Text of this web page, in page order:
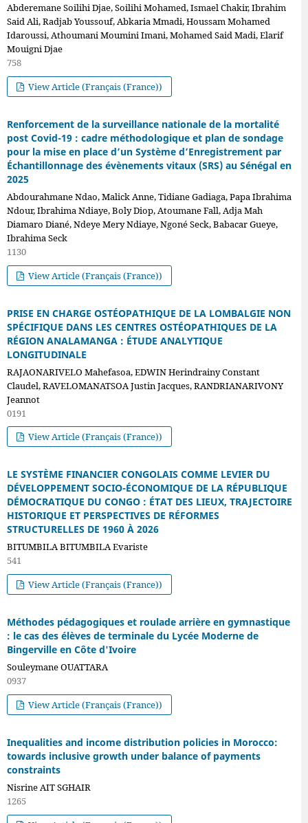
Abderemane Soilihi Djae, Soilihi Mohamed, Ismael Chakir, Ibrahim
Said Ali, Radjab Youssouf, Abkaria Mmadi, Houssam Mohamed
Idaroussi, Athoumani Moumini Imani, Mohamed Said Madi, Elarif
Mouigni Djae
758
View Article (Français (France))
Renforcement de la surveillance nationale de la mortalité
post Covid-19 : cadre méthodologique et plan de sondage
pour la mise en place d’un Système d’Enregistrement par
Échantillonnage des évènements vitaux (SRS) au Sénégal en
2025
Abdourahmane Ndao, Malick Anne, Tidiane Gadiaga, Papa Ibrahima
Ndour, Ibrahima Ndiaye, Boly Diop, Atoumane Fall, Adja Mah
Diamaro Diané, Ndeye Mery Ndiaye, Ngoné Seck, Babacar Gueye,
Ibrahima Seck
1130
View Article (Français (France))
PRISE EN CHARGE OSTÉOPATHIQUE DE LA LOMBALGIE NON
SPÉCIFIQUE DANS LES CENTRES OSTÉOPATHIQUES DE LA
RÉGION ANALAMANGA : ÉTUDE ANALYTIQUE
LONGITUDINALE
RAJAONARIVELO Mahefasoa, EDWIN Herindrainy Constant
Claudel, RAVELOMANATSOA Justin Jacques, RANDRIANARIVONY
Jeannot
0191
View Article (Français (France))
LE SYSTÈME FINANCIER CONGOLAIS COMME LEVIER DU
DÉVELOPPEMENT SOCIO-ÉCONOMIQUE DE LA RÉPUBLIQUE
DÉMOCRATIQUE DU CONGO : ÉTAT DES LIEUX, TRAJECTOIRE
HISTORIQUE ET PERSPECTIVES DE RÉFORMES
STRUCTURELLES DE 1960 À 2026
BITUMBILA BITUMBILA Evariste
541
View Article (Français (France))
Méthodes pédagogiques et roulade arrière en gymnastique
: le cas des élèves de terminale du Lycée Moderne de
Bingerville en Côte d'Ivoire
Souleymane OUATTARA
0937
View Article (Français (France))
Inequalities and income distribution policies in Morocco:
towards inclusive growth under balance of payments
constraints
Nisrine AIT SGHAIR
1265